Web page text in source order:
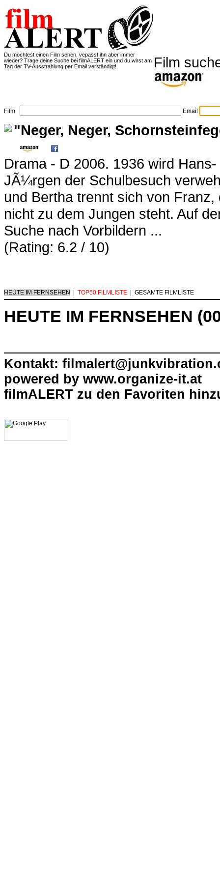
Du möchtest einen Film sehen, vepasst ihn aber immer
wieder? Trage deine Suche bei filmALERT ein und du wirst am
Tag der TV-Ausstrahlung per Email verständigt!
Film
Film Email
"Neger, Neger,
Drama - D 2006. 1936 wird Hans-
JÃ¼rgen der Schulbesuch
und Bertha trennt sich von Franz,
nicht zu dem Jungen steht. Auf
Suche nach Vorbildern ...
(Rating: 6.2 / 10)
HEUTE IM FERNSEHEN TOP50 FILMLISTE GESAMTE FILMLISTE
HEUTE IM FERNSEHEN
Kontakt:
powered by www.organize-it.at
filmALERT zu den Favoriten